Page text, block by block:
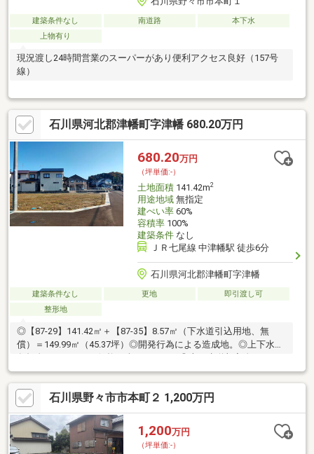
建築条件なし 南道路
本下水
上物有り
現況渡し24時間営業のスーパーがあり便利アクセス良好（157号
線）
石川県河北郡津幡町字津幡 680.20万円
680.20万円
（坪単価:-）
土地面積141.42m2
用途地域無指定
建ぺい率60%
容積率100%
建築条件なし
ＪＲ七尾線 中津幡駅 徒歩6分
石川県河北郡津幡町字津幡
建築条件なし 更地
即引渡し可
整形地
◎【87-29】141.42㎡＋【87-35】8.57㎡（下水道引込用地、無
償）＝149.99㎡（45.37坪）◎開発行為による造成地。◎上下水道
円は津幡役場へお支払いください。
石川県野々市市本町２ 1,200万円
1,200万円
（坪単価:-）